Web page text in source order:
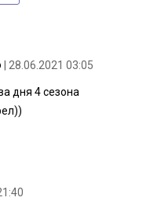
| 28.06.2021 03:05
дня 4 сезона